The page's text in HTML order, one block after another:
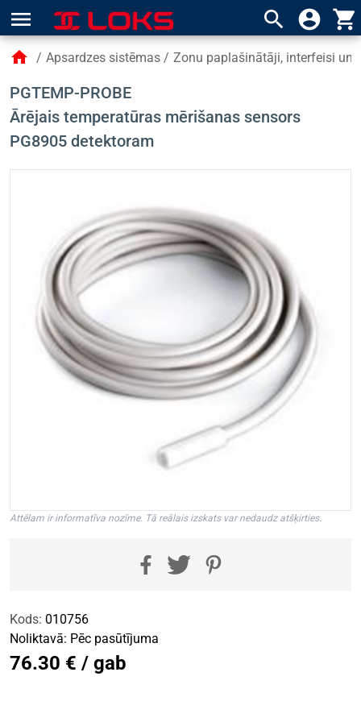
menu search account_circle shopping_cart
home / Apsardzes sistēmas / Zonu paplašinātāji, interfeisi un
PGTEMP-PROBE
Ārējais temperatūras mērišanas sensors
PG8905 detektoram
Attēlam ir informatīva nozīme. Tā reālais izskats var nedaudz atšķirties.
Kods: 010756
Noliktavā: Pēc pasūtījuma
76.30 € / gab